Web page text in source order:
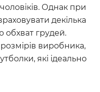
Однак при
декілька
обхват грудей.
виробника,
які ідеально